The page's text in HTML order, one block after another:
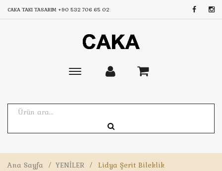
CAKA TAKI TASARIM +90 532 706 65 02
Toggle
Ana Sayfa / YENİLER / Lidya Şerit Bileklik